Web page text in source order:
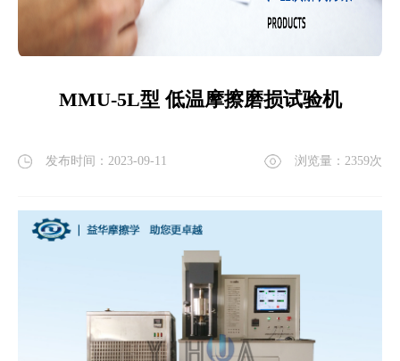
MMU-5L型 低温摩擦磨损试验机
发布时间：2023-09-11 浏览量： 2359次